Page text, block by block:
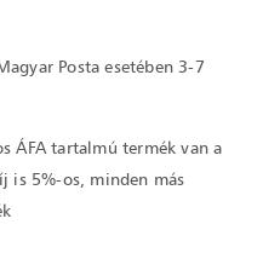
Posta esetében 3-7
ÁFA tartalmú termék van a
is 5%-os, minden más